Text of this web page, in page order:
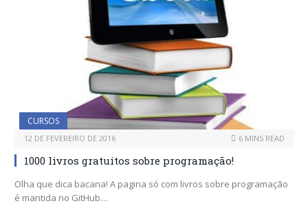
CURSOS
12 DE FEVEREIRO DE 2016 6 MINS READ
1000 livros gratuitos sobre programação!
Olha que dica bacana! A pagina só com livros sobre programação
é mantida no GitHub…